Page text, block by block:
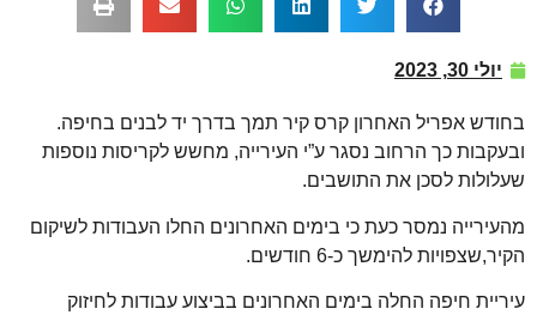
יולי 30, 2023
בחודש אפריל האחרון קרס קיר תמך בדרך יד לבנים בחיפה.
ובעקבות כך הרחוב נסגר ע”י העירייה, מחשש לקריסות נוספות
שעלולות לסכן את התושבים.
מהעירייה נמסר כעת כי בימים האחרונים החלו העבודות לשיקום
הקיר,שצפויות להימשך כ-6 חודשים.
עיריית חיפה החלה בימים האחרונים בביצוע עבודות לחיזוק